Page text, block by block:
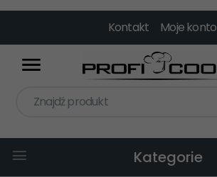
Kontakt Moje konto
Znajdź produkt
Kategorie